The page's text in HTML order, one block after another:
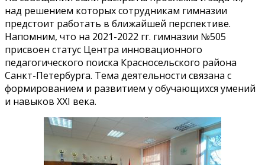
над решением которых сотрудникам гимназии
предстоит работать в ближайшей перспективе.
Напомним, что на 2021-2022 гг. гимназии №505
присвоен статус Центра инновационного
педагогического поиска Красносельского района
Санкт-Петербурга. Тема деятельности связана с
формированием и развитием у обучающихся умений
и навыков XXI века.